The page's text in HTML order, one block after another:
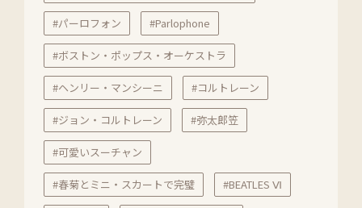
#パーロフォン #Parlophone
#ボストン・ポップス・オーケストラ
#ヘンリー・マンシーニ #コルトレーン
#ジョン・コルトレーン #弥太郎笠
#可愛いスーチャン
#春菊とミニ・スカートで完璧 #BEATLES Ⅵ